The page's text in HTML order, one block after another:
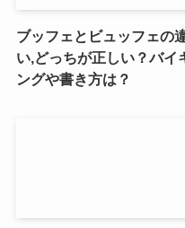
ブッフェとビュッフェの
い,どっちが正しい？バイ
ングや書き方は？